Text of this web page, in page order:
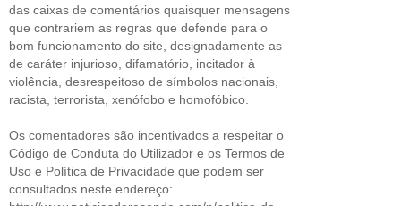
das caixas de comentários quaisquer mensagens
que contrariem as regras que defende para o
bom funcionamento do site, designadamente as
de caráter injurioso, difamatório, incitador à
violência, desrespeitoso de símbolos nacionais,
racista, terrorista, xenófobo e homofóbico.
Os comentadores são incentivados a respeitar o
Código de Conduta do Utilizador e os Termos de
Uso e Política de Privacidade que podem ser
consultados neste endereço: